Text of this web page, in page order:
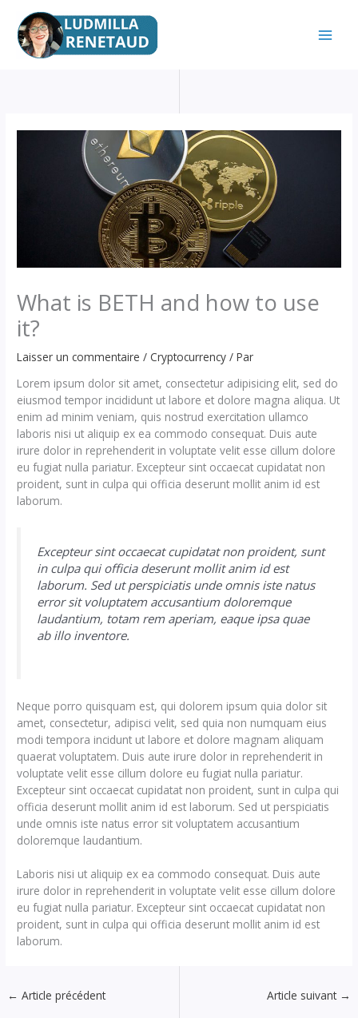
contenu
What is BETH and how to use
it?
Laisser un commentaire /Cryptocurrency / Par
Lorem ipsum dolor sit amet, consectetur adipisicing elit, sed do
eiusmod tempor incididunt ut labore et dolore magna aliqua. Ut
enim ad minim veniam, quis nostrud exercitation ullamco
laboris nisi ut aliquip ex ea commodo consequat. Duis aute
irure dolor in reprehenderit in voluptate velit esse cillum dolore
eu fugiat nulla pariatur. Excepteur sint occaecat cupidatat non
proident, sunt in culpa qui officia deserunt mollit anim id est
laborum.
Excepteur sint occaecat cupidatat non proident, sunt
in culpa qui officia deserunt mollit anim id est
laborum. Sed ut perspiciatis unde omnis iste natus
error sit voluptatem accusantium doloremque
laudantium, totam rem aperiam, eaque ipsa quae
ab illo inventore.
Neque porro quisquam est, qui dolorem ipsum quia dolor sit
amet, consectetur, adipisci velit, sed quia non numquam eius
modi tempora incidunt ut labore et dolore magnam aliquam
quaerat voluptatem. Duis aute irure dolor in reprehenderit in
voluptate velit esse cillum dolore eu fugiat nulla pariatur.
Excepteur sint occaecat cupidatat non proident, sunt in culpa qui
officia deserunt mollit anim id est laborum. Sed ut perspiciatis
unde omnis iste natus error sit voluptatem accusantium
doloremque laudantium.
Laboris nisi ut aliquip ex ea commodo consequat. Duis aute
irure dolor in reprehenderit in voluptate velit esse cillum dolore
eu fugiat nulla pariatur. Excepteur sint occaecat cupidatat non
proident, sunt in culpa qui officia deserunt mollit anim id est
laborum.
← Article précédent Article suivant →